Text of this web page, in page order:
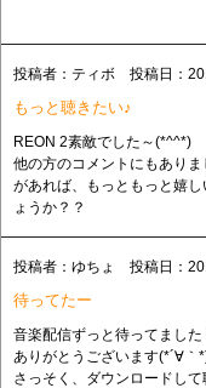
投稿者：ティボ 投稿日：
もっと聴きたい♪
REON 2素敵でした～(*^^*)
他の方のコメントにもあり
があれば、もっともっと嬉
ょうか？？
投稿者：ゆちょ 投稿日：
待ってたー
音楽配信ずっと待ってました
ありがとうございます(*´∀｀
さっそく、ダウンロードし